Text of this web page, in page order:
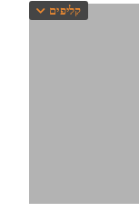
קליפים